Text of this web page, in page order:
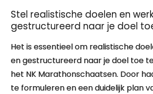
Stel realistische doelen en
gestructureerd naar je doel
Het is essentieel om realistische
en gestructureerd naar je doel toe
het NK Marathonschaatsen. Door
te formuleren en een duidelijk plan